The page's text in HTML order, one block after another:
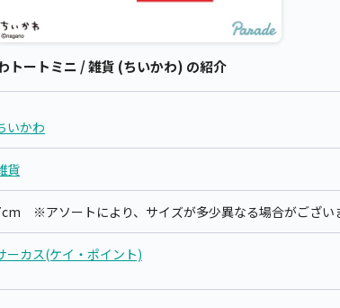
トートミニ / 雑貨 (ちいかわ) の紹介
いかわ
貨
※アソートにより、サイズが多少異なる場合がござい
ーカス(ケイ・ポイント)